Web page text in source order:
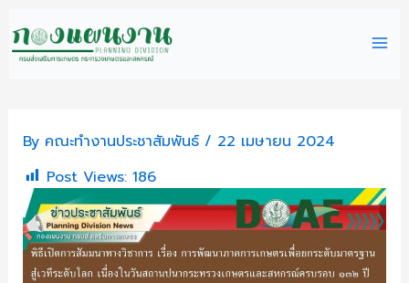
to
content
By คณะทำงานประชาสัมพันธ์ / 22 เมษายน 2024
Post Views: 186